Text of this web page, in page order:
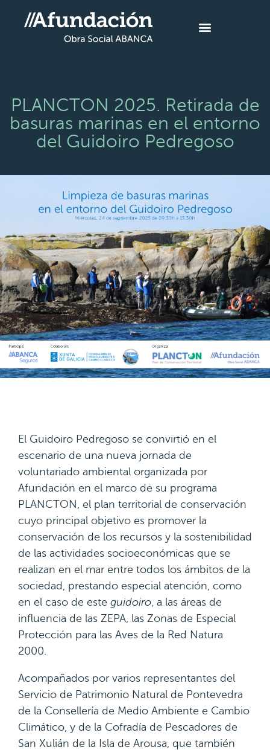
PLANCTON 2025. Retirada de
basuras marinas en el entorno
del Guidoiro Pedregoso
El Guidoiro Pedregoso se convirtió en el
escenario de una nueva jornada de
voluntariado ambiental organizada por
Afundación en el marco de su programa
PLANCTON, el plan territorial de conservación
cuyo principal objetivo es promover la
conservación de los recursos y la sostenibilidad
de las actividades socioeconómicas que se
realizan en el mar entre todos los ámbitos de la
sociedad, prestando especial atención, como
en el caso de este guidoiro, a las áreas de
influencia de las ZEPA, las Zonas de Especial
Protección para las Aves de la Red Natura
2000.
Acompañados por varios representantes del
Servicio de Patrimonio Natural de Pontevedra
de la Consellería de Medio Ambiente e Cambio
Climático, y de la Cofradía de Pescadores de
San Xulián de la Isla de Arousa, que también